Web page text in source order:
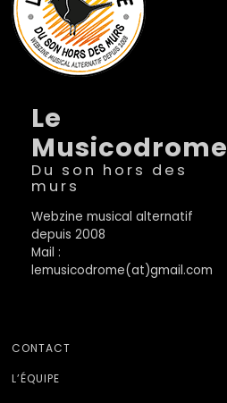
Le
Musicodrome
Du son hors des
murs
Webzine musical alternatif
depuis 2008
Mail :
lemusicodrome(at)gmail.com
CONTACT
L’ÉQUIPE